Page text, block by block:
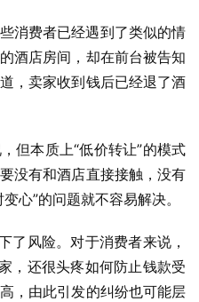
消费者已经遇到了类似的情
酒店房间，却在前台被告知
，卖家收到钱后已经退了酒
但本质上“低价转让”的模式
没有和酒店直接接触，没有
心”的问题就不容易解决。
了风险。对于消费者来说，
，还很头疼如何防止钱款受
，由此引发的纠纷也可能层